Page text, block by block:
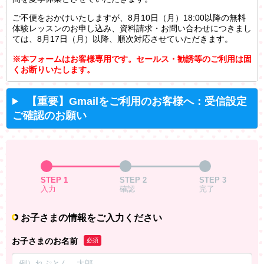
ご不便をおかけいたしますが、8月10日（月）18:00以降の無料
体験レッスンのお申し込み、資料請求・お問い合わせにつきまし
ては、8月17日（月）以降、順次対応させていただきます。
※本フォームはお客様専用です。セールス・勧誘等のご利用は固
くお断りいたします。
【重要】Gmailをご利用のお客様へ：受信設定
ご確認のお願い
STEP 1
入力
STEP 2
確認
STEP 3
完了
お子さまの情報をご入力ください
お子さまのお名前 必須